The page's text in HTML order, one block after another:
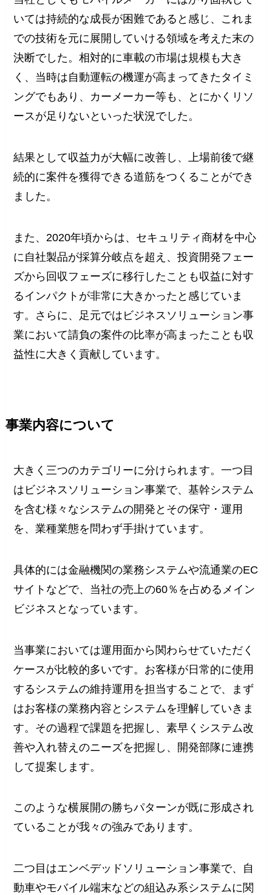
いては持続的な成長が困難であると感じ、これま
での技術を元に展開していける領域を考えた末の
決断でした。相対的に車載の市場は規模も大き
く、当時は自動運転の機運が高まってきたタイミ
ングでもあり、カーメーカー等も、とにかくリソ
ースが足りないといった状況でした。
結果として収益力が大幅に改善し、上場前後で継
続的に案件を獲得できる道筋をつくることができ
ました。
また、2020年頃からは、セキュリティ商材を中心
に自社製品が採算分岐点を超え、投資開発フェー
ズから回収フェーズに移行したことも収益に対す
るインパクトが非常に大きかったと感じていま
す。さらに、足元ではビジネスソリューション事
業において請負の案件の比率が高まったことも収
益性に大きく貢献しています。
事業内容について
大きく三つのカテゴリーに分けられます。一つ目
はビジネスソリューション事業で、基幹システム
を含む様々なシステムの開発とその保守・運用
を、業種業態を問わず手掛けています。
具体的には金融機関の業務システムや流通業のEC
サイトなどで、当社の売上の60％を占めるメイン
ビジネスとなっています。
当事業においては運用面から関わらせていただく
ケースが比較的多いです。お客様が日常的に使用
するシステムの維持運用を担当することで、まず
はお客様の業務内容とシステムを理解していきま
す。その過程で課題を把握し、素早くシステム改
善や入れ替えのニーズを把握し、開発部隊に連携
して提案します。
このような横展開の勝ちパターンが既に形成され
ていることが我々の強みであります。
二つ目はエンベデッドソリューション事業で、自
動車やモバイル端末などの組込み系システムに関